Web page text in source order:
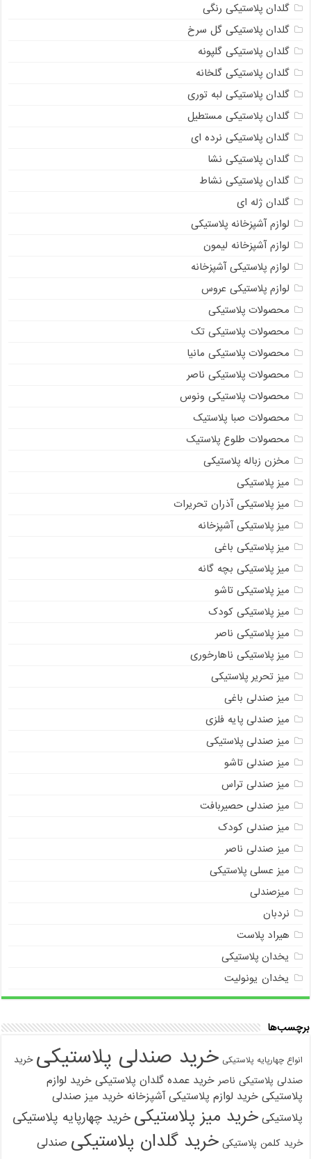
گلدان پلاستیکی رنگی
گلدان پلاستیکی گل سرخ
گلدان پلاستیکی گلپونه
گلدان پلاستیکی گلخانه
گلدان پلاستیکی لبه توری
گلدان پلاستیکی مستطیل
گلدان پلاستیکی نرده ای
گلدان پلاستیکی نشا
گلدان پلاستیکی نشاط
گلدان ژله ای
لوازم آشپزخانه پلاستیکی
لوازم آشپزخانه لیمون
لوازم پلاستیکی آشپزخانه
لوازم پلاستیکی عروس
محصولات پلاستیکی
محصولات پلاستیکی تک
محصولات پلاستیکی مانیا
محصولات پلاستیکی ناصر
محصولات پلاستیکی ونوس
محصولات صبا پلاستیک
محصولات طلوع پلاستیک
مخزن زباله پلاستیکی
میز پلاستیکی
میز پلاستیکی آذران تحریرات
میز پلاستیکی آشپزخانه
میز پلاستیکی باغی
میز پلاستیکی بچه گانه
میز پلاستیکی تاشو
میز پلاستیکی کودک
میز پلاستیکی ناصر
میز پلاستیکی ناهارخوری
میز تحریر پلاستیکی
میز صندلی باغی
میز صندلی پایه فلزی
میز صندلی پلاستیکی
میز صندلی تاشو
میز صندلی تراس
میز صندلی حصیربافت
میز صندلی کودک
میز صندلی ناصر
میز عسلی پلاستیکی
میزصندلی
نردبان
هیراد پلاست
یخدان پلاستیکی
یخدان یونولیت
برچسب‌ها
انواع چهارپایه پلاستیکی خرید صندلی پلاستیکی خرید
صندلی پلاستیکی ناصر خرید عمده گلدان پلاستیکی خرید لوازم
پلاستیکی خرید لوازم پلاستیکی آشپزخانه خرید میز صندلی
پلاستیکی خرید میز پلاستیکی خرید چهارپایه پلاستیکی
خرید کلمن پلاستیکی خرید گلدان پلاستیکی صندلی